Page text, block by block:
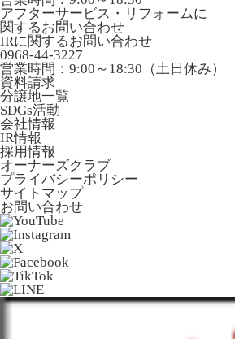
アフターサービス・リフォームに
関するお問い合わせ
IRに関するお問い合わせ
0968-44-3227
営業時間：9:00～18:30（土日休み）
資料請求
分譲地一覧
SDGs活動
会社情報
IR情報
採用情報
オーナーズクラブ
プライバシーポリシー
サイトマップ
お問い合わせ